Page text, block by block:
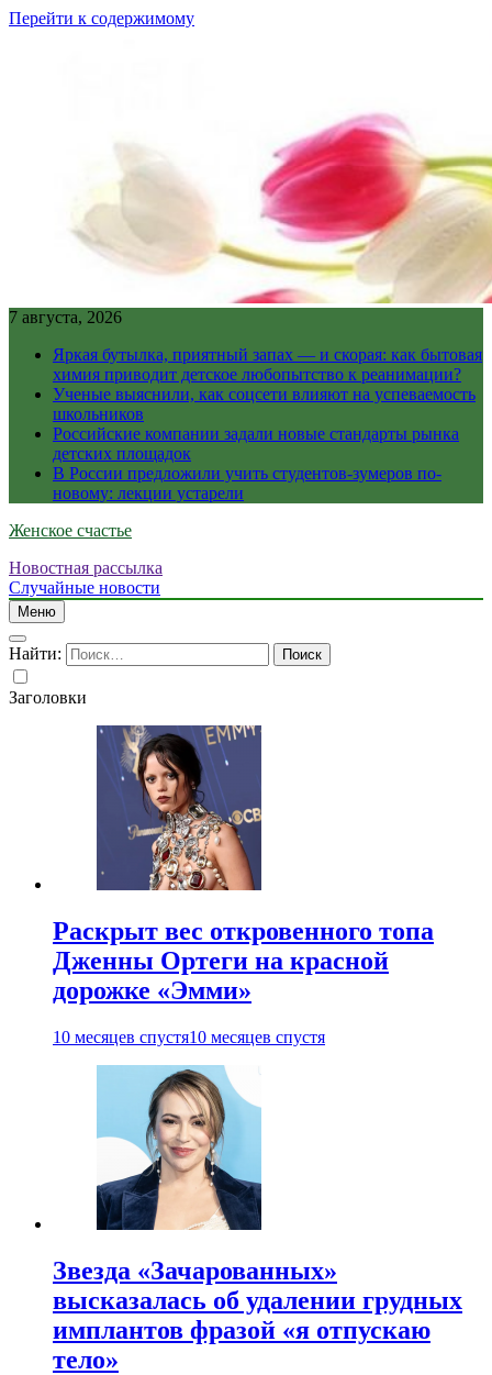
Перейти к содержимому
7 августа, 2026
Яркая бутылка, приятный запах — и скорая: как бытовая
химия приводит детское любопытство к реанимации?
Ученые выяснили, как соцсети влияют на успеваемость
школьников
Российские компании задали новые стандарты рынка
детских площадок
В России предложили учить студентов-зумеров по-
новому: лекции устарели
Женское счастье
Новостная рассылка
Случайные новости
Меню
Найти:
Заголовки
Раскрыт вес откровенного топа
Дженны Ортеги на красной
дорожке «Эмми»
10 месяцев спустя10 месяцев спустя
Звезда «Зачарованных»
высказалась об удалении грудных
имплантов фразой «я отпускаю
тело»